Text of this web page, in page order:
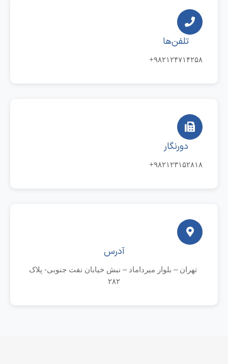
تلفن‌ها
۹۸۲۱۲۴۷۱۴۲۵۸+
دورنگار
۹۸۲۱۲۳۱۵۲۸۱۸+
آدرس
تهران – بلوار میرداماد – نبش خیابان نفت جنوبی- پلاک
۲۸۲